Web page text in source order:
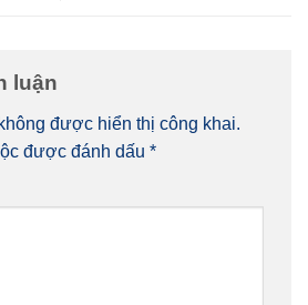
luận
được hiển thị công khai.
được đánh dấu *